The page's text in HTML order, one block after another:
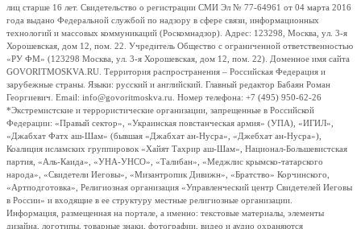
лиц старше 16 лет. Свидетельство о регистрации СМИ Эл № 77-64961 от 04 марта 2016
года выдано Федеральной службой по надзору в сфере связи, информационных
технологий и массовых коммуникаций (Роскомнадзор). Адрес: 123298, Москва, ул. 3-я
Хорошевская, дом 12, пом. 22. Учредитель Общество с ограниченной ответственностью
«РУ ФМ» (123298 Москва, ул. 3-я Хорошевская, дом 12, пом. 22). Доменное имя сайта
GOVORITMOSKVA.RU. Территория распространения – Российская Федерация и
зарубежные страны. Языки: русский и английский. Главный редактор Бабаян Роман
Георгиевич. Email: info@govoritmoskva.ru. Номер телефона: +7 (495) 950-62-26
*Экстремистские и террористические организации, запрещенные в Российской
Федерации: «Правый сектор», «Украинская повстанческая армия» (УПА), «ИГИЛ»,
«Джабхат Фатх аш-Шам» (бывшая «Джабхат ан-Нусра», «Джебхат ан-Нусра»),
Коалиция исламских группировок «Хайят Тахрир аш-Шам», Национал-Большевистская
партия, «Аль-Каида», «УНА-УНСО», «Талибан», «Меджлис крымско-татарского
народа», «Свидетели Иеговы», «Мизантропик Дивижн», «Братство» Корчинского,
«Артподготовка», Религиозная организация «Управленческий центр Свидетелей Иеговы
в России» и входящие в ее структуру местные религиозные организации.
Информация, размещенная на портале, а именно: текстовые материалы, элементы
дизайна, логотипы, товарные знаки, фотографии, видео и аудио охраняются